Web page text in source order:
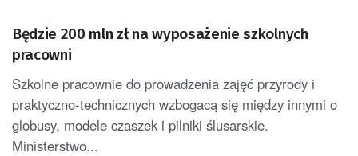
Będzie 200 mln zł na wyposażenie szkolnych
pracowni
Szkolne pracownie do prowadzenia zajęć przyrody i
praktyczno-technicznych wzbogacą się między innymi o
globusy, modele czaszek i pilniki ślusarskie.
Ministerstwo...